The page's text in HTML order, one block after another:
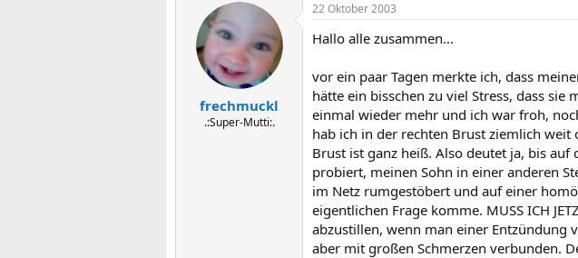
t
e
l
l
a
m
frechmuckl
.:Super-Mutti:.
22 Oktober 2003
Hallo alle zusammen...
vor ein paar Tagen merkte ich, dass
hätte ein bisschen zu viel Stress, dass
einmal wieder mehr und ich war froh,
hab ich in der rechten Brust ziemlich
Brust ist ganz heiß. Also deutet ja, bis
probiert, meinen Sohn in einer anderen
im Netz rumgestöbert und auf einer
eigentlichen Frage komme. MUSS ICH
abzustillen, wenn man einer Entzündung
aber mit großen Schmerzen verbunden.